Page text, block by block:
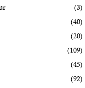
(3)
(40)
(20)
(109)
(45)
(92)